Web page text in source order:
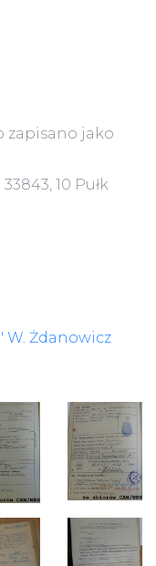
zapisano jako
10 Pułk
W. Żdanowicz